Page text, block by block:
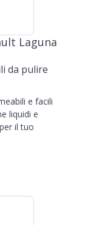
Laguna
da pulire
e facili
liquidi e
per il tuo